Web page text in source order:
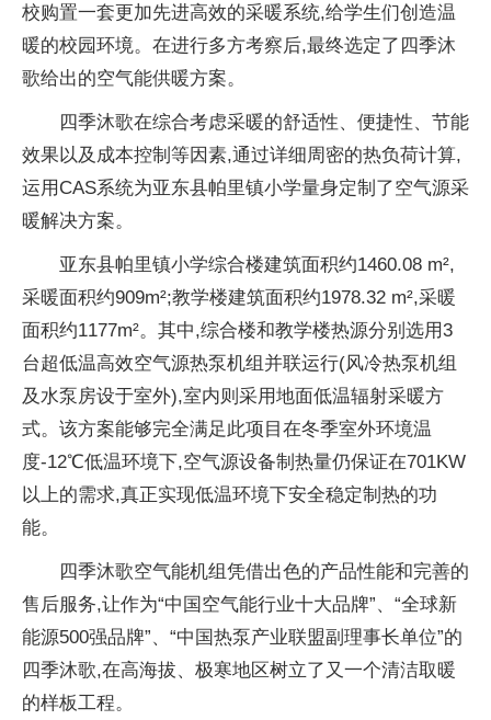
校购置一套更加先进高效的采暖系统,给学生们创造温
暖的校园环境。在进行多方考察后,最终选定了四季沐
歌给出的空气能供暖方案。
四季沐歌在综合考虑采暖的舒适性、便捷性、节能
效果以及成本控制等因素,通过详细周密的热负荷计算,
运用CAS系统为亚东县帕里镇小学量身定制了空气源采
暖解决方案。
亚东县帕里镇小学综合楼建筑面积约1460.08 m²,
采暖面积约909m²;教学楼建筑面积约1978.32 m²,采暖
面积约1177m²。其中,综合楼和教学楼热源分别选用3
台超低温高效空气源热泵机组并联运行(风冷热泵机组
及水泵房设于室外),室内则采用地面低温辐射采暖方
式。该方案能够完全满足此项目在冬季室外环境温
度-12℃低温环境下,空气源设备制热量仍保证在701KW
以上的需求,真正实现低温环境下安全稳定制热的功
能。
四季沐歌空气能机组凭借出色的产品性能和完善的
售后服务,让作为“中国空气能行业十大品牌”、“全球新
能源500强品牌”、“中国热泵产业联盟副理事长单位”的
四季沐歌,在高海拔、极寒地区树立了又一个清洁取暖
的样板工程。